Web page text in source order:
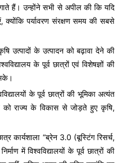
हैं। उन्होंने सभी से अपील की कि यदि
क्योंकि पर्यावरण संरक्षण समय की सबसे
उत्पादों के उत्पादन को बढ़ावा देने की
के पूर्व छात्रों एवं विशेषज्ञों की
के पूर्व छात्रों की भूमिका अत्यंत
को राज्य के विकास से जोड़ते हुए कृषि,
कार्यशाला “ब्रेन 3.0 (बूस्टिंग रिसर्च,
में विश्वविद्यालयों के पूर्व छात्रों की